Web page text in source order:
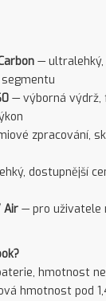
— ultralehký,
— výborná výdrž,
zpracování,
dostupnější
Air — pro uživatele
hmotnost
hmotnost pod